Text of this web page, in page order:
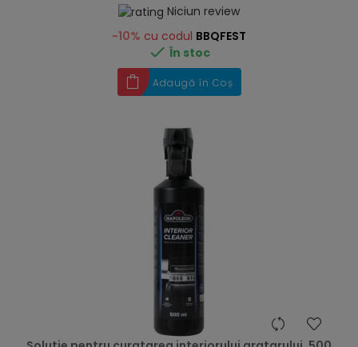
Niciun review
-10% cu codul BBQFEST
 În stoc
Adaugă în Coș